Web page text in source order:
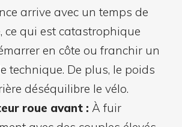
arrive avec un temps de
ce qui est catastrophique
en côte ou franchir un
technique. De plus, le poids
déséquilibre le vélo.
roue avant : À fuir